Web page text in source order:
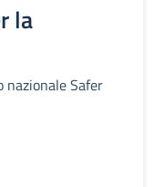
la
nazionale Safer